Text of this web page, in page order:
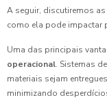
A seguir, discutiremos
como ela pode impactar
Uma das principais
operacional. Sistemas
materiais sejam
minimizando